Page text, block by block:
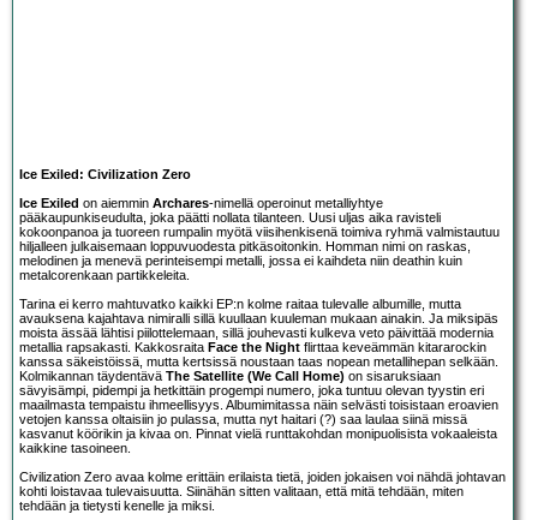
Ice Exiled: Civilization Zero
Ice Exiled on aiemmin Archares-nimellä operoinut metalliyhtye
pääkaupunkiseudulta, joka päätti nollata tilanteen. Uusi uljas aika ravisteli
kokoonpanoa ja tuoreen rumpalin myötä viisihenkisenä toimiva ryhmä valmistautuu
hiljalleen julkaisemaan loppuvuodesta pitkäsoitonkin. Homman nimi on raskas,
melodinen ja menevä perinteisempi metalli, jossa ei kaihdeta niin deathin kuin
metalcorenkaan partikkeleita.
Tarina ei kerro mahtuvatko kaikki EP:n kolme raitaa tulevalle albumille, mutta
avauksena kajahtava nimiralli sillä kuullaan kuuleman mukaan ainakin. Ja miksipäs
moista ässää lähtisi piilottelemaan, sillä jouhevasti kulkeva veto päivittää modernia
metallia rapsakasti. Kakkosraita Face the Night flirttaa keveämmän kitararockin
kanssa säkeistöissä, mutta kertsissä noustaan taas nopean metallihepan selkään.
Kolmikannan täydentävä The Satellite (We Call Home) on sisaruksiaan
sävyisämpi, pidempi ja hetkittäin progempi numero, joka tuntuu olevan tyystin eri
maailmasta tempaistu ihmeellisyys. Albumimitassa näin selvästi toisistaan eroavien
vetojen kanssa oltaisiin jo pulassa, mutta nyt haitari (?) saa laulaa siinä missä
kasvanut köörikin ja kivaa on. Pinnat vielä runttakohdan monipuolisista vokaaleista
kaikkine tasoineen.
Civilization Zero avaa kolme erittäin erilaista tietä, joiden jokaisen voi nähdä johtavan
kohti loistavaa tulevaisuutta. Siinähän sitten valitaan, että mitä tehdään, miten
tehdään ja tietysti kenelle ja miksi.